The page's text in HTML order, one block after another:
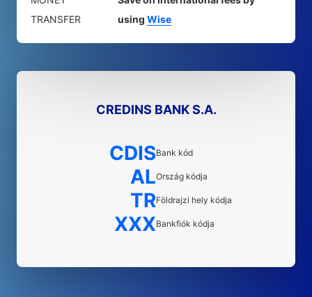
TRANSFER
using Wise
CREDINS BANK S.A.
CDISBank kód
ALOrszág kódja
TRFöldrajzi hely kódja
XXXBankfiók kódja